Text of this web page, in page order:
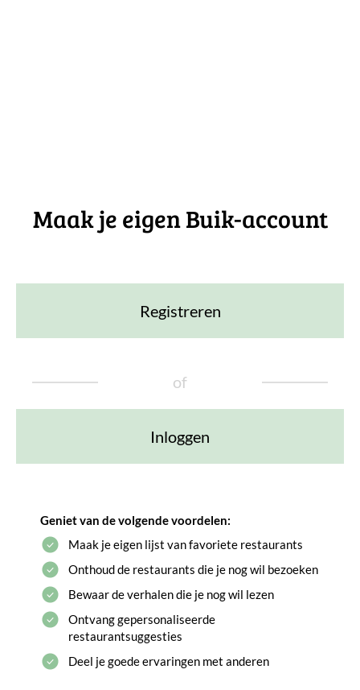
Maak je eigen Buik-account
Registreren
of
Inloggen
Geniet van de volgende voordelen:
Maak je eigen lijst van favoriete restaurants
Onthoud de restaurants die je nog wil bezoeken
Bewaar de verhalen die je nog wil lezen
Ontvang gepersonaliseerde
restaurantsuggesties
Deel je goede ervaringen met anderen